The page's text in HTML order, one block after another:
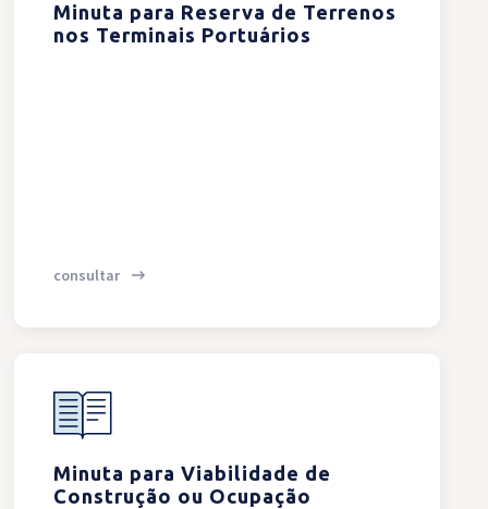
Minuta para Reserva de Terrenos
nos Terminais Portuários
consultar
Minuta para Viabilidade de
Construção ou Ocupação